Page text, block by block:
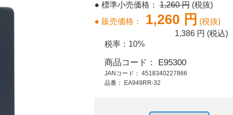
7,970 円 (税抜)
8,767 円 (税込)
● 標準小売価格：1,260 円 (税抜)
● 販売価格：
1,260 円 (税抜)
1,386 円 (税込)
税率： 10%
商品コード： E95300
JANコード： 4518340227866
品番：
EA949RR-32